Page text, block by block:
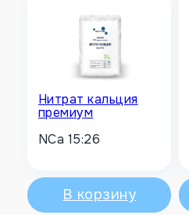
Нитрат кальция
премиум
NCa 15:26
В корзину